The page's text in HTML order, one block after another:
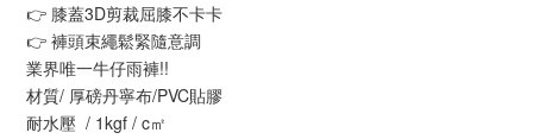
👉 膝蓋3D剪裁屈膝不卡卡
👉 褲頭束繩鬆緊隨意調
業界唯一牛仔雨褲!!
材質/ 厚磅丹寧布/PVC貼膠
耐水壓 / 1kgf / c㎡